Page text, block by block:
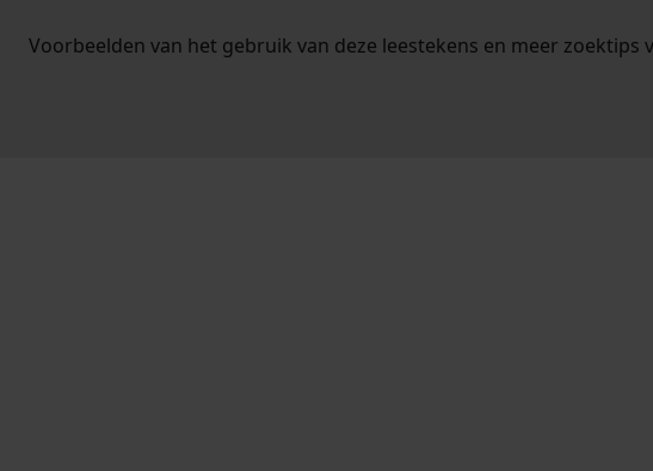
Voorbeelden van het gebruik van deze leestekens en meer zoektips